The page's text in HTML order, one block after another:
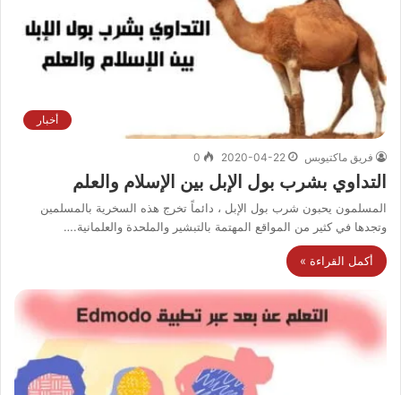
أخبار
فريق ماكتيوبس 2020-04-22
0
التداوي بشرب بول الإبل بين الإسلام والعلم
المسلمون يحبون شرب بول الإبل ، دائماً تخرج هذه السخرية بالمسلمين
وتجدها في كثير من المواقع المهتمة بالتبشير والملحدة والعلمانية.…
أكمل القراءة »